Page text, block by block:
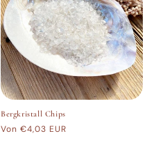
Bergkristall Chips
Normaler
Von €4,03 EUR